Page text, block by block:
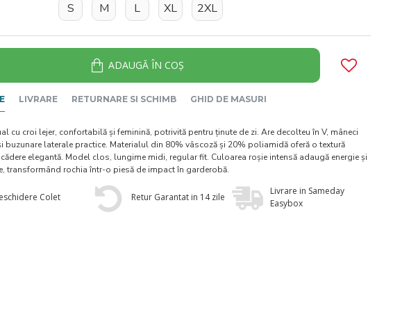
S M L XL 2XL
ADAUGĂ ÎN COŞ
LIVRARE RETURNARE SI SCHIMB GHID DE MASURI
cu croi lejer, confortabilă și feminină, potrivită pentru ținute de zi. Are decolteu în V, mâneci
buzunare laterale practice. Materialul din 80% vâscoză și 20% poliamidă oferă o textură
elegantă. Model clos, lungime midi, regular fit. Culoarea roșie intensă adaugă energie și
transformând rochia într-o piesă de impact în garderobă.
Colet Retur Garantat in 14 zile
Livrare in Sameday
Easybox